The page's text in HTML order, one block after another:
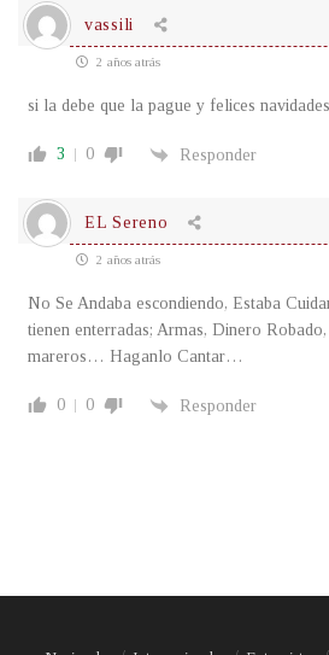
vassili
2 años atrás
si la debe que la pague y felices
3 0 Responder
EL Sereno
2 años atrás
No Se Andaba escondiendo, Estaba
tienen enterradas; Armas, Dinero
mareros… Haganlo Cantar…
0 0 Responder